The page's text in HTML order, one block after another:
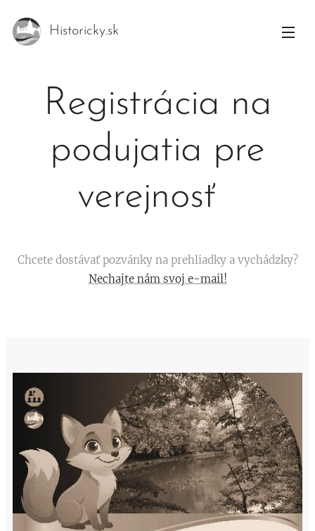
Historicky.sk
Registrácia na
podujatia pre
verejnosť
Chcete dostávať pozvánky na prehliadky a vychádzky?
Nechajte nám svoj e-mail!